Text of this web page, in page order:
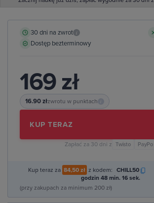
30 dni na zwrot i
Dostęp bezterminowy
169 zł
16.90 złzwrotu w punktach
KUP TERAZ
Zapłać za 30 dni z Twisto PayPo
Kup teraz za 84,50 zł z kodem: CHILL50
godzin 48 min. 15 sek.
(przy zakupach za minimum 200 zł)